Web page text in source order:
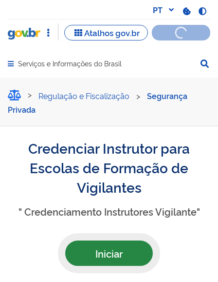
Abrir menu principal de navegação
Serviços e Informações do Brasil
Credenciar Instrutor para
Regulação e Fiscalização >
Segurança
Privada
Credenciar Instrutor para
Escolas de Formação de
Vigilantes
" Credenciamento Instrutores Vigilante"
Iniciar